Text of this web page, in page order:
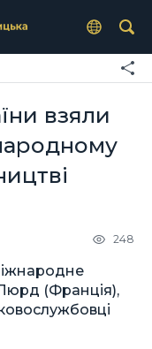
взяли
248
(Франція),